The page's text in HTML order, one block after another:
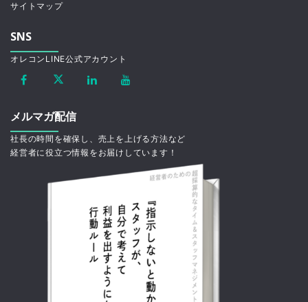
サイトマップ
SNS
オレコンLINE公式アカウント
メルマガ配信
社長の時間を確保し、売上を上げる方法など
経営者に役立つ情報をお届けしています！